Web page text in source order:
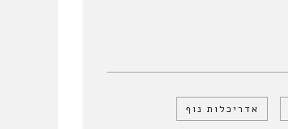
אדריכלות נוף